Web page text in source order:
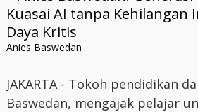
Anies Baswedan
JAKARTA - Tokoh pendidikan
Baswedan, mengajak pelajar